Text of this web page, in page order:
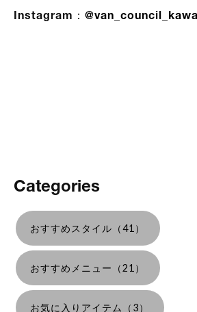
Instagram：
Categories
おすすめスタイル（41）
おすすめメニュー（21）
お気に入りアイテム（3）